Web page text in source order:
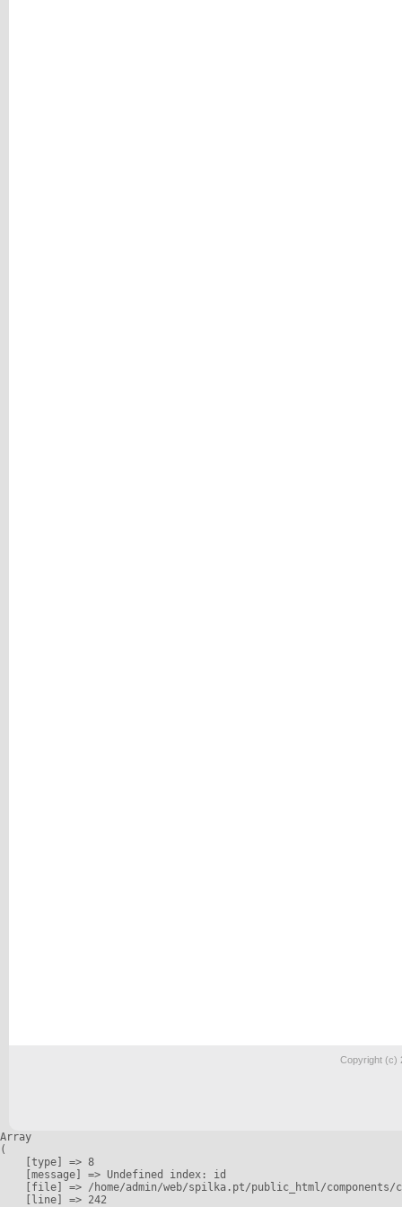
Copyright (c)
Array
(
    [type] => 8
    [message] => Undefined index: id
[file] => /home/admin/web/spilka.pt/public_html/
    [line] => 242